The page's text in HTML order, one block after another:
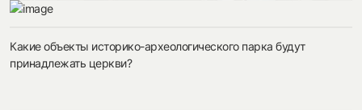
Какие объекты историко-археологического парка будут
принадлежать церкви?